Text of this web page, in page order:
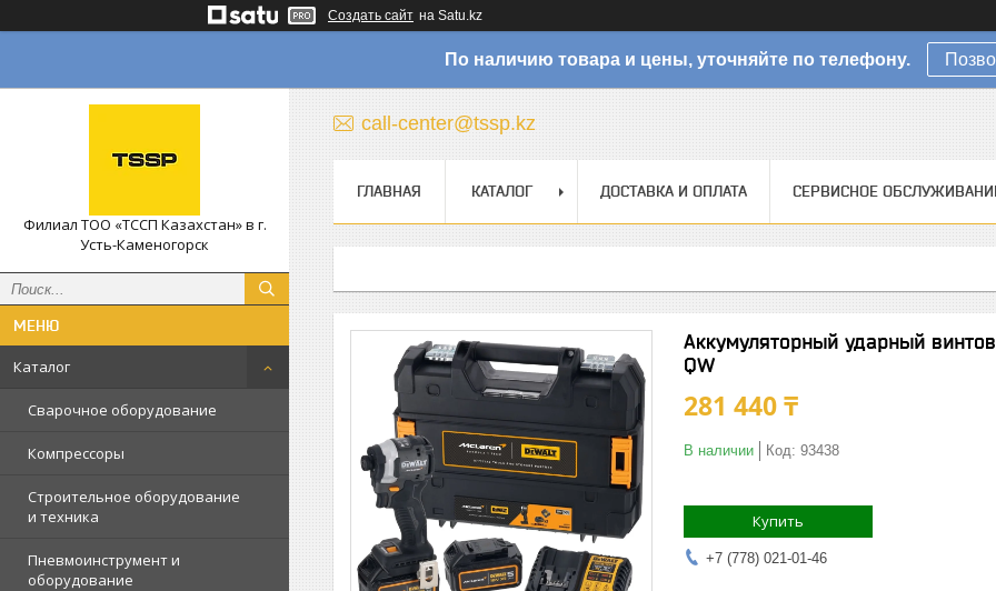
Создать сайт на Satu.kz
По наличию товара и цены, уточняйте по телефону.
Филиал ТОО «ТССП Казахстан» в г.
Усть-Каменогорск
Каталог
Сварочное оборудование
Компрессоры
Строительное оборудование
и техника
Пневмоинструмент и
оборудование
call-center@tssp.kz
ГЛАВНАЯ КАТАЛОГ ДОСТАВКА И ОПЛАТА СЕРВИСНОЕ
Аккумуляторный ударный
QW
281 440 ₸
В наличии Код: 93438
Купить
+7 (778) 021-01-46